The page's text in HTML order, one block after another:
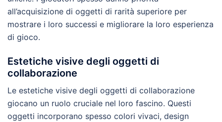
all’acquisizione di oggetti di rarità superiore per
mostrare i loro successi e migliorare la loro esperienza
di gioco.
Estetiche visive degli oggetti di
collaborazione
Le estetiche visive degli oggetti di collaborazione
giocano un ruolo cruciale nel loro fascino. Questi
oggetti incorporano spesso colori vivaci, design